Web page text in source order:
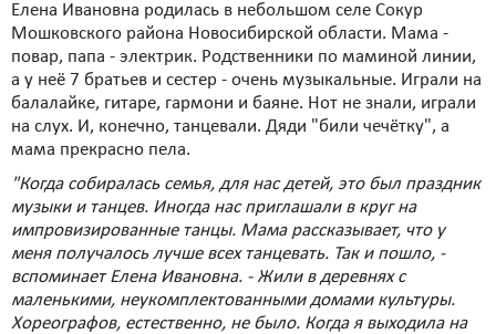
Елена Ивановна родилась в небольшом селе Сокур
Мошковского района Новосибирской области. Мама -
повар, папа - электрик. Родственники по маминой линии,
а у неё 7 братьев и сестер - очень музыкальные. Играли на
балалайке, гитаре, гармони и баяне. Нот не знали, играли
на слух. И, конечно, танцевали. Дяди "били чечётку", а
мама прекрасно пела.
"Когда собиралась семья, для нас детей, это был праздник
музыки и танцев. Иногда нас приглашали в круг на
импровизированные танцы. Мама рассказывает, что у
меня получалось лучше всех танцевать. Так и пошло, -
вспоминает Елена Ивановна. - Жили в деревнях с
маленькими, неукомплектованными домами культуры.
Хореографов, естественно, не было. Когда я выходила на